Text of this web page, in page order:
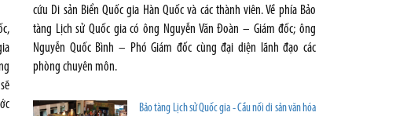
cứu Di sản Biển Quốc gia Hàn Quốc và các thành viên. Về phía Bảo
tàng Lịch sử Quốc gia có ông Nguyễn Văn Đoàn – Giám đốc; ông
Nguyễn Quốc Bình – Phó Giám đốc cùng đại diện lãnh đạo các
phòng chuyên môn.
Bảo tàng Lịch sử Quốc gia - Cầu nối di sản văn hóa